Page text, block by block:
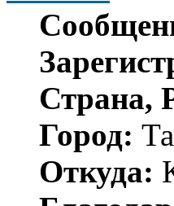
Страна,
Город:
Откуда: